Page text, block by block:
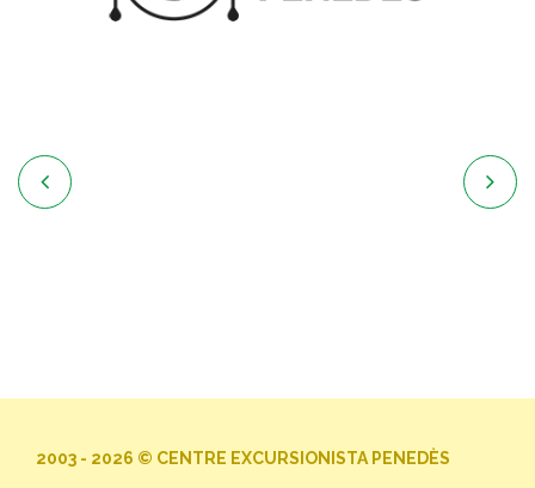
 
2003 - 2026 © CENTRE EXCURSIONISTA PENEDÈS